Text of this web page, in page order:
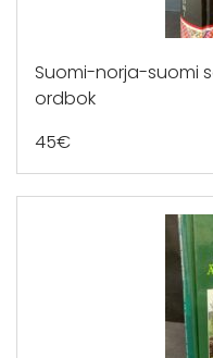
Suomi-norja-suomi
ordbok
45€